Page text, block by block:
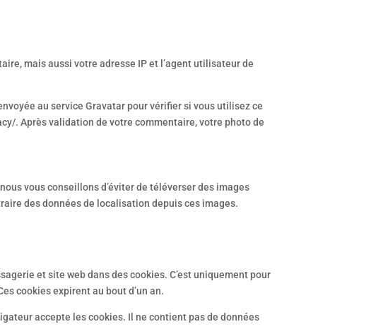
mais aussi votre adresse IP et l’agent utilisateur de
au service Gravatar pour vérifier si vous utilisez ce
. Après validation de votre commentaire, votre photo de
vous conseillons d’éviter de téléverser des images
des données de localisation depuis ces images.
et site web dans des cookies. C’est uniquement pour
cookies expirent au bout d’un an.
accepte les cookies. Il ne contient pas de données